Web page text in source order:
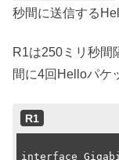
秒間に送信する
R1は250ミリ秒間
間に4回Helloパケ
R1
interface